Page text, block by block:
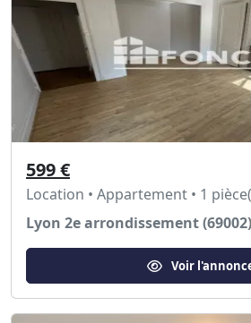
599 €
Location • Appartement • 1
Lyon 2e arrondissement (69002)
Voir